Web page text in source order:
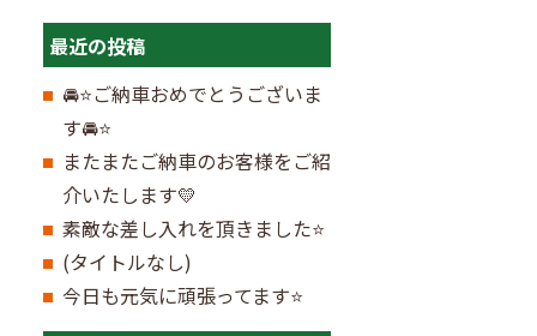
最近の投稿
🚘⭐ご納車おめでとうございま
す🚘⭐
またまたご納車のお客様をご紹
介いたします💛
素敵な差し入れを頂きました⭐
(タイトルなし)
今日も元気に頑張ってます⭐